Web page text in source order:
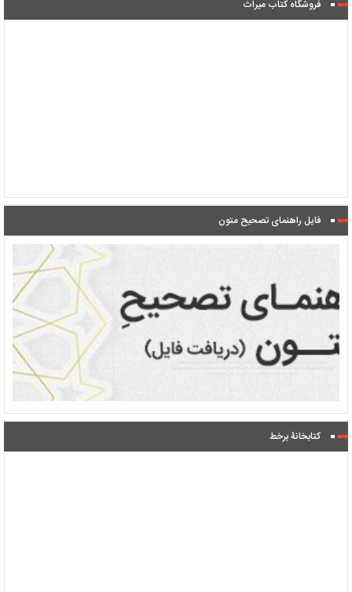
فروشگاه کتاب میراث
فایل راهنمای تصحیح متون
کتابخانۀ برخط